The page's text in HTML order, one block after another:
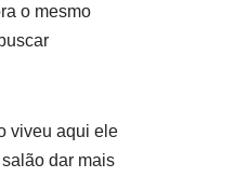
o mesmo
viveu aqui ele
dar mais